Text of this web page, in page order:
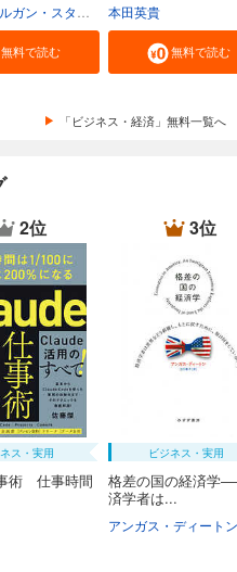
三菱UFJモルガン・スタンレー証券株式会社
無料で読む
本田英貴
無料で読む
「ビジネス・経済」無料一覧へ
2位
ス・実用
術 仕事時間
3位
ビジネス・実用
格差の国の経済学
済学者は...
アンガス・ディートン